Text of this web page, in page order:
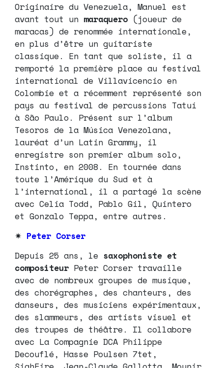
Originaire du Venezuela, Manuel est
avant tout un maraquero (joueur de
maracas) de renommée internationale,
en plus d’être un guitariste
classique. En tant que soliste, il a
remporté la première place au festival
international de Villavicencio en
Colombie et a récemment représenté son
pays au festival de percussions Tatuí
à São Paulo. Présent sur l’album
Tesoros de la Música Venezolana,
lauréat d’un Latin Grammy, il
enregistre son premier album solo,
Instinto, en 2008. En tournée dans
toute l’Amérique du Sud et à
l’international, il a partagé la scène
avec Celia Todd, Pablo Gil, Quintero
et Gonzalo Teppa, entre autres.
✷ Peter Corser
Depuis 25 ans, le saxophoniste et
compositeur Peter Corser travaille
avec de nombreux groupes de musique,
des chorégraphes, des chanteurs, des
danseurs, des musiciens expérimentaux,
des slammeurs, des artists visuel et
des troupes de théâtre. Il collabore
avec La Compagnie DCA Philippe
Decouflé, Hasse Poulsen 7tet,